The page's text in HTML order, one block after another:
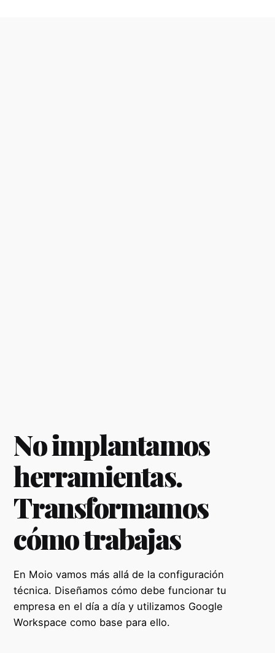
No implantamos
herramientas.
Transformamos
cómo trabajas
En Moio vamos más allá de la configuración
técnica. Diseñamos cómo debe funcionar tu
empresa en el día a día y utilizamos Google
Workspace como base para ello.